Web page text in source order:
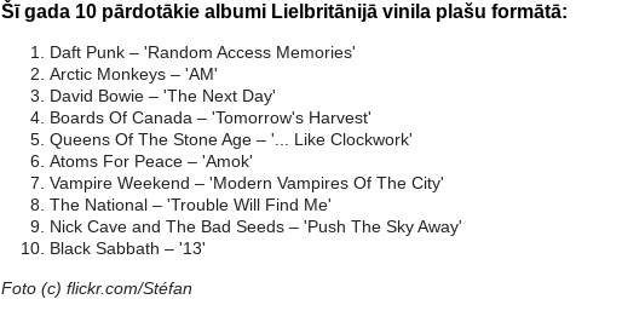
Šī gada 10 pārdotākie albumi Lielbritānijā vinila plašu formātā:
Daft Punk – 'Random Access Memories'
Arctic Monkeys – 'AM'
David Bowie – 'The Next Day'
Boards Of Canada – 'Tomorrow's Harvest'
Queens Of The Stone Age – '... Like Clockwork'
Atoms For Peace – 'Amok'
Vampire Weekend – 'Modern Vampires Of The City'
The National – 'Trouble Will Find Me'
Nick Cave and The Bad Seeds – 'Push The Sky Away'
Black Sabbath – '13'
Foto (c) flickr.com/Stéfan